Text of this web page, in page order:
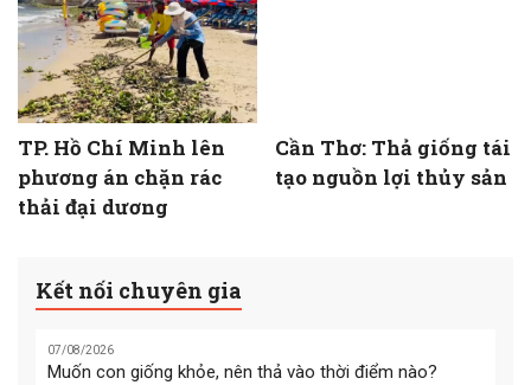
TP. Hồ Chí Minh lên
phương án chặn rác
thải đại dương
Cần Thơ: Thả giống tái
tạo nguồn lợi thủy sản
Kết nối chuyên gia
07/08/2026
Muốn con giống khỏe, nên thả vào thời điểm nào?